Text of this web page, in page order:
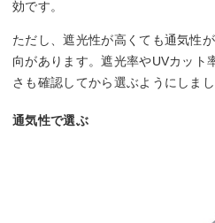
効です。
ただし、遮光性が高くても通気性
向があります。遮光率やUVカット
さも確認してから選ぶようにしまし
通気性で選ぶ